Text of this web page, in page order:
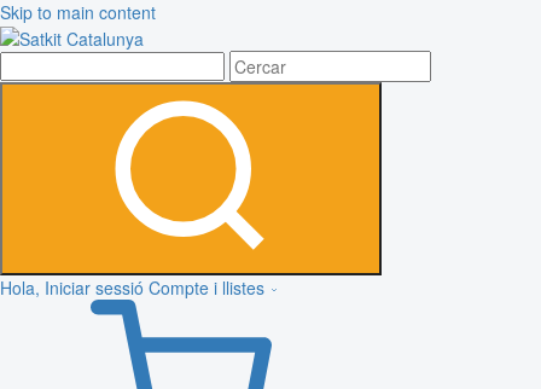
Skip to main content
Hola, Iniciar sessió Compte i llistes